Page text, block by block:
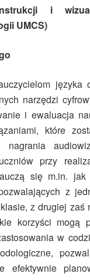
i
UMCS)
języka
narzędzi
i ewaluacja
które
przy
się m.in. jak
z
z drugiej zaś
korzyści mogą
w
efektywnie